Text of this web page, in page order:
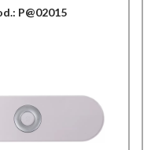
P@02015